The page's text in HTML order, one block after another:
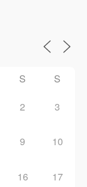
S S
2 3
9 10
16 17